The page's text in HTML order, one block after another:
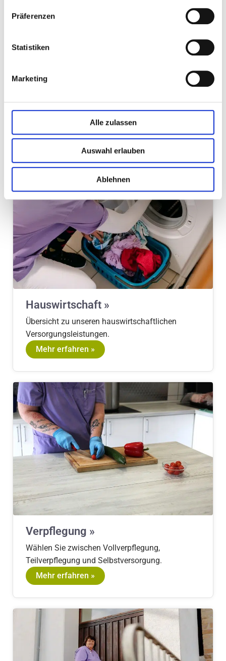
Präferenzen
Statistiken
Marketing
Alle zulassen
Auswahl erlauben
Ablehnen
Betreuung »
und Alltagsbegleitung.
Mehr erfahren »
Hauswirtschaft »
Übersicht zu unseren hauswirtschaftlichen
Versorgungsleistungen.
Mehr erfahren »
Verpflegung »
Wählen Sie zwischen Vollverpflegung,
Teilverpflegung und Selbstversorgung.
Mehr erfahren »